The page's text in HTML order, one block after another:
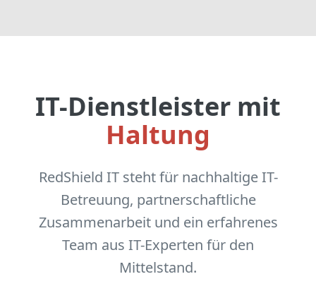
IT-Dienstleister mit
Haltung
RedShield IT steht für nachhaltige IT-
Betreuung, partnerschaftliche
Zusammenarbeit und ein erfahrenes
Team aus IT-Experten für den
Mittelstand.